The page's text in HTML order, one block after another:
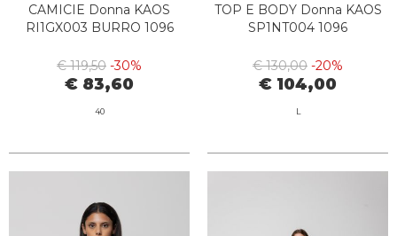
CAMICIE Donna KAOS
RI1GX003 BURRO 1096
€ 119,50 -30%
€ 83,60
40
TOP E BODY Donna KAOS
SP1NT004 1096
€ 130,00 -20%
€ 104,00
L